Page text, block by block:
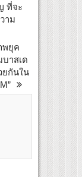
ที่จะ
าม
พยุค
าสเด
ยกันใน